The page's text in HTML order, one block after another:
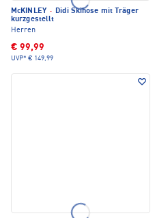
McKINLEY · Didi Skihose mit Träger
kurzgestellt
Herren
€ 99,99
UVP* € 149,99